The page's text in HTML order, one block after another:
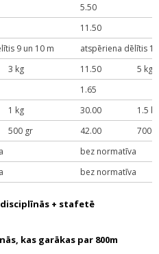
5.50
11.50
9 un 10 m
atspēriena dēlītis
3 kg 11.50
5 kg
1.65
1 kg 30.00
1.5 kg
500 gr 42.00
700
bez normatīva
bez normatīva
+ stafetē
kas garākas par 800m